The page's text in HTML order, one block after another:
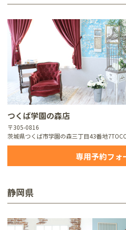
つくば学園の森店
〒305-0816
茨城県つくば市学園の森三丁目43番地7
専用予約フォ
静岡県